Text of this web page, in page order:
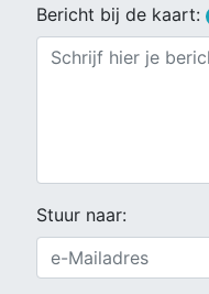
Bericht bij de kaart:
Stuur naar: